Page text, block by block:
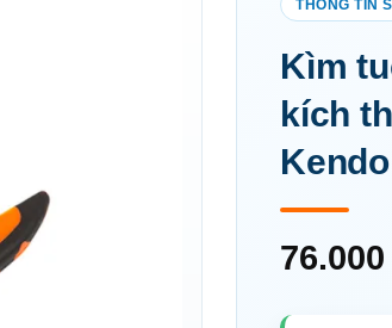
Kìm
kích
76.000